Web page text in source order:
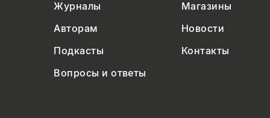
Журналы
Магазины
Авторам
Новости
Подкасты
Контакты
Вопросы и ответы